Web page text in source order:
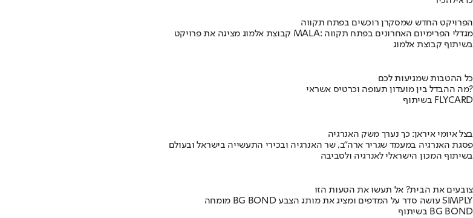
הפרויקט החדש שמסקרן רוכשים בפתח תקווה
קבוצת אלמוג מציגה את פרויקט MALA: מגדלי הפרימיום האחרונים בפתח תקווה
בשיתוף קבוצת אלמוג
כל ההטבות שמגיעות לכם
מה ההבדל בין מועדון תעופה וכרטיס אשראי?
בשיתוף FLYCARD
בצל איומי איראן: כך נערך משק האנרגיה
פסגת האנרגיה במעמד שגריר ארה"ב, שר האנרגיה ובכירי התעשייה בישראל ובעולם
בשיתוף המכון הישראלי לאנרגיה ולסביבה
צובעים את הבית? אל תעשו את הטעות הזו
מומחה BG BOND עושה סדר על המדפים ומציג את מותג הצבע SIMPLY
בשיתוף BG BOND